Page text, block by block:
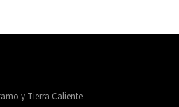
y Tierra Caliente